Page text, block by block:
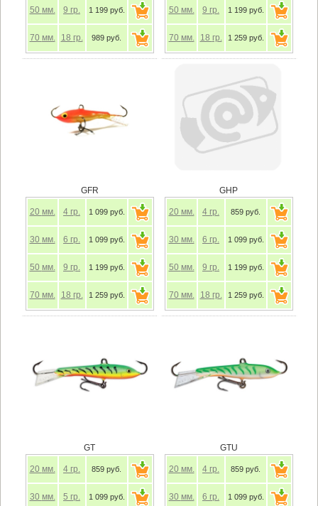
50 мм. 9 гр. 1 199 руб.
70 мм. 18 гр. 989 руб.
50 мм. 9 гр. 1 199 руб.
70 мм. 18 гр. 1 259 руб.
GFR
20 мм. 4 гр. 1 099 руб.
30 мм. 6 гр. 1 099 руб.
50 мм. 9 гр. 1 199 руб.
70 мм. 18 гр. 1 259 руб.
GHP
20 мм. 4 гр. 859 руб.
30 мм. 6 гр. 1 099 руб.
50 мм. 9 гр. 1 199 руб.
70 мм. 18 гр. 1 259 руб.
GT
20 мм. 4 гр. 859 руб.
30 мм. 5 гр. 1 099 руб.
GTU
20 мм. 4 гр. 859 руб.
30 мм. 6 гр. 1 099 руб.